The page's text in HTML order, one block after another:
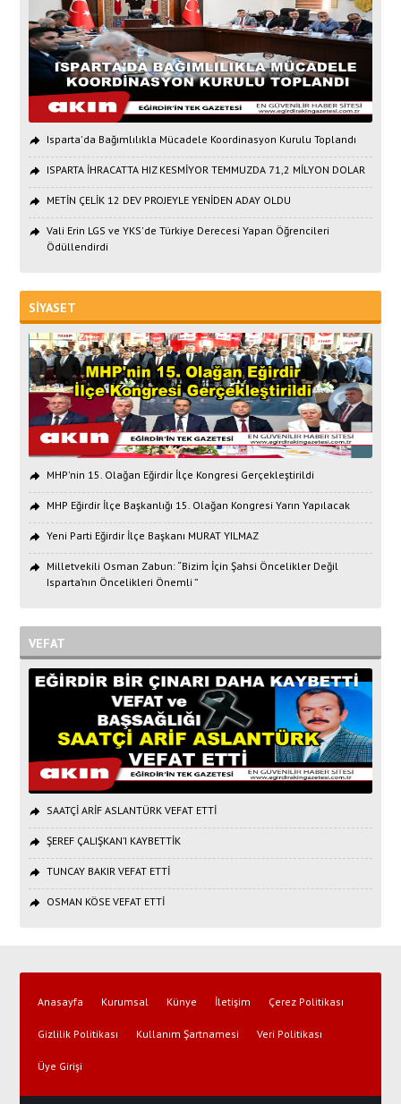
Isparta'da Bağımlılıkla Mücadele Koordinasyon Kurulu Toplandı
ISPARTA İHRACATTA HIZ KESMİYOR TEMMUZDA 71,2 MİLYON DOLAR
METİN ÇELİK 12 DEV PROJEYLE YENİDEN ADAY OLDU
Vali Erin LGS ve YKS'de Türkiye Derecesi Yapan Öğrencileri
Ödüllendirdi
SİYASET
MHP'nin 15. Olağan Eğirdir İlçe Kongresi Gerçekleştirildi
MHP Eğirdir İlçe Başkanlığı 15. Olağan Kongresi Yarın Yapılacak
Yeni Parti Eğirdir İlçe Başkanı MURAT YILMAZ
Milletvekili Osman Zabun: “Bizim İçin Şahsi Öncelikler Değil
Isparta’nın Öncelikleri Önemli ”
VEFAT
SAATÇİ ARİF ASLANTÜRK VEFAT ETTİ
ŞEREF ÇALIŞKAN’I KAYBETTİK
TUNCAY BAKIR VEFAT ETTİ
OSMAN KÖSE VEFAT ETTİ
Anasayfa Kurumsal Künye İletişim Çerez Politikası
Gizlilik Politikası Kullanım Şartnamesi Veri Politikası
Üye Girişi